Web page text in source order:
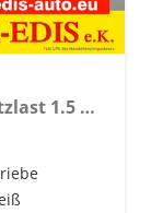
Kastenwagen M mit normaler Nutzlast 1.5 Diesel 6-Gang